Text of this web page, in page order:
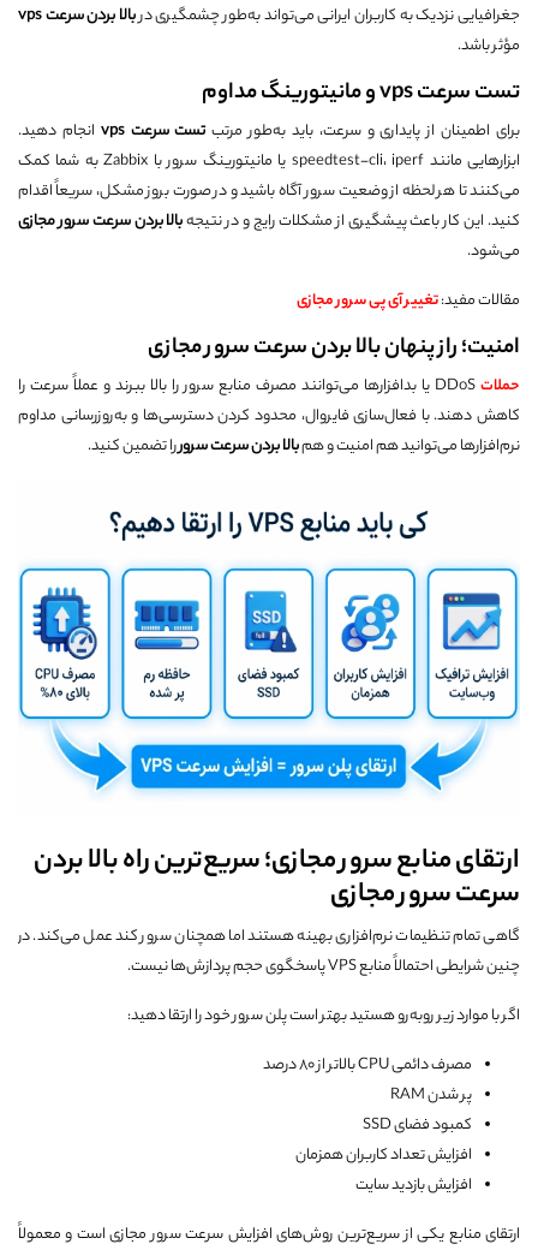
جغرافیایی نزدیک به کاربران ایرانی می‌تواند به‌طور چشمگیری دربالا بردن سرعت
مؤثر باشد.
تست سرعت vps و مانیتورینگ مداوم
برای اطمینان از پایداری و سرعت، باید به‌طور مرتب تست سرعت vps
انجام دهید.
ابزارهایی مانند speedtest-cli، iperf یا مانیتورینگ سرور با Zabbix به شما کمک
می‌کنند تا هر لحظه از وضعیت سرور آگاه باشید و در صورت بروز مشکل، سریعاً اقدام
کنید. این کار باعث پیشگیری از مشکلات رایج و در نتیجهبالا بردن سرعت سرور مجازی
می‌شود.
مقالات مفید:تغییر آی پی سرور مجازی
امنیت؛ راز پنهان بالا بردن سرعت سرور مجازی
حملات
DDoS یا بدافزارها می‌توانند مصرف منابع سرور را بالا ببرند و عملاً سرعت را
کاهش دهند. با فعال‌سازی فایروال، محدود کردن دسترسی‌ها و به‌روزرسانی مداوم
نرم‌افزارها می‌توانید هم امنیت و همبالا بردن سرعت سروررا تضمین کنید.
ارتقای منابع سرور مجازی؛ سریع‌ترین راه بالا بردن
سرعت سرور مجازی
گاهی تمام تنظیمات نرم‌افزاری بهینه هستند اما همچنان سرور کند عمل می‌کند. در
چنین شرایطی احتمالاً منابع VPS پاسخگوی حجم پردازش‌ها نیست.
اگر با موارد زیر روبه‌رو هستید بهتر است پلن سرور خود را ارتقا دهید:
مصرف دائمی CPU بالاتر از ۸۰ درصد
پر شدن RAM
کمبود فضای SSD
افزایش تعداد کاربران همزمان
افزایش بازدید سایت
ارتقای منابع یکی از سریع‌ترین روش‌های افزایش سرعت سرور مجازی است و معمولاً